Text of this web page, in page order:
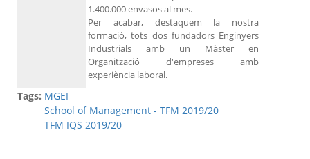
1.400.000 envasos al mes.
Per acabar, destaquem la nostra
formació, tots dos fundadors Enginyers
Industrials amb un Màster en
Organització d'empreses amb
experiència laboral.
Tags: MGEI
School of Management - TFM 2019/20
TFM IQS 2019/20